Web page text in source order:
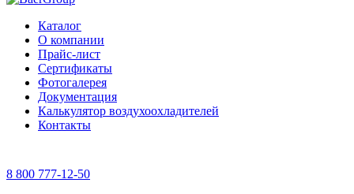
Каталог
О компании
Прайс-лист
Сертификаты
Фотогалерея
Документация
Калькулятор воздухоохладителей
Контакты
8 800 777-12-50